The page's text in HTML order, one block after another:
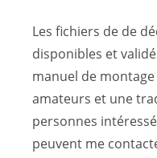
Les fichiers de de
disponibles et
manuel de
amateurs et une
personnes
peuvent me